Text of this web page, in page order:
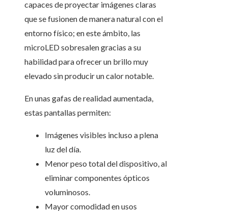
capaces de proyectar imágenes claras
que se fusionen de manera natural con el
entorno físico; en este ámbito, las
microLED sobresalen gracias a su
habilidad para ofrecer un brillo muy
elevado sin producir un calor notable.
En unas gafas de realidad aumentada,
estas pantallas permiten:
Imágenes visibles incluso a plena
luz del día.
Menor peso total del dispositivo, al
eliminar componentes ópticos
voluminosos.
Mayor comodidad en usos